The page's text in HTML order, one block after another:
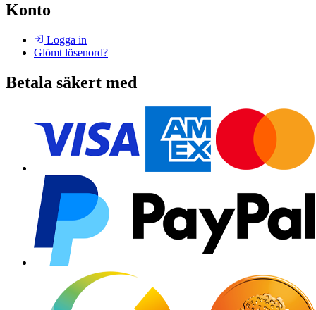
Konto
Logga in
Glömt lösenord?
Betala säkert med